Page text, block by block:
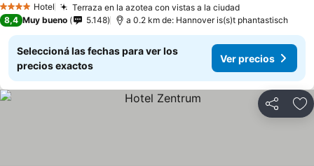
4 EstrellasHotel Terraza en la azotea con vistas a la ciudadVer precios
8,4 Muy bueno 5.148 a 0.2 km de: Hannover is(s)t phantastisch
Seleccioná las fechas para ver los
precios exactos
Ver precios
Compartir